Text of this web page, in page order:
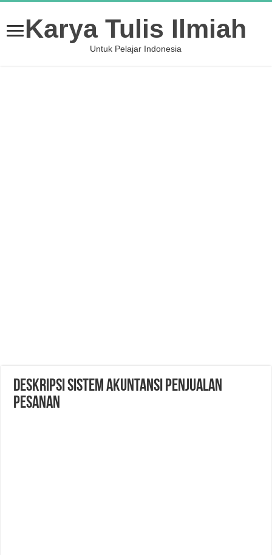
Karya Tulis Ilmiah
Untuk Pelajar Indonesia
Deskripsi Sistem Akuntansi Penjualan
Pesanan